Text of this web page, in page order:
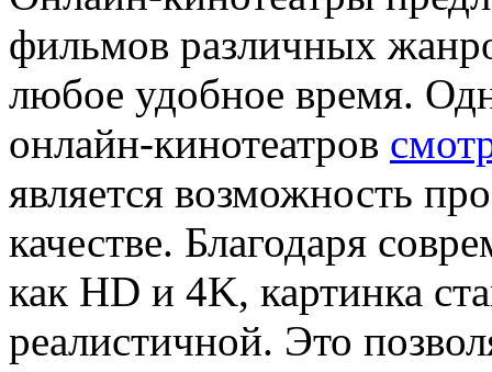
фильмов различных
любое удобное время.
онлайн-кинотеатров
является возможность
качестве. Благодаря
как HD и 4K, картинка
реалистичной. Это